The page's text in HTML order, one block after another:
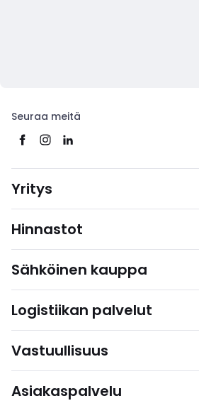
Seuraa meitä
Yritys
Hinnastot
Sähköinen kauppa
Logistiikan palvelut
Vastuullisuus
Asiakaspalvelu